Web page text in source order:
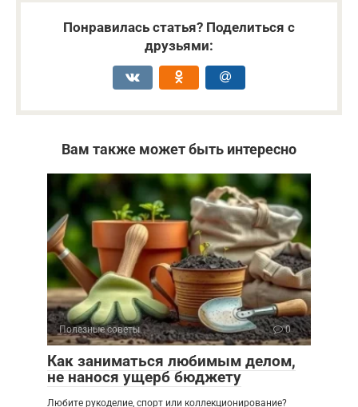
Понравилась статья? Поделиться с
друзьями:
Вам также может быть интересно
Полезные советы 0
Как заниматься любимым делом,
не нанося ущерб бюджету
Любите рукоделие, спорт или коллекционирование?